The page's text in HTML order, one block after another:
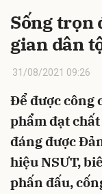
Sống trọn
gian dân
31/08/2021 09:26
Để được công
phẩm đạt
đáng được
hiệu NSƯT,
phấn đấu,